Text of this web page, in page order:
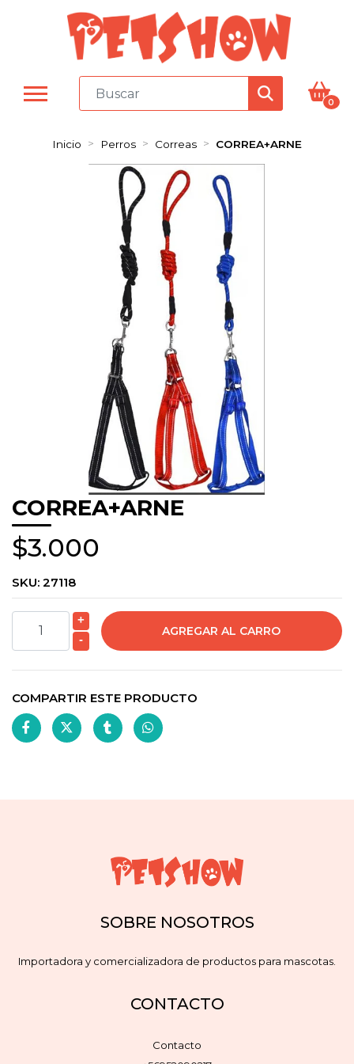
0
Inicio Perros Correas CORREA+ARNE
CORREA+ARNE
$3.000
SKU: 27118
+
-
COMPARTIR ESTE PRODUCTO
SOBRE NOSOTROS
Importadora y comercializadora de productos para mascotas.
CONTACTO
Contacto